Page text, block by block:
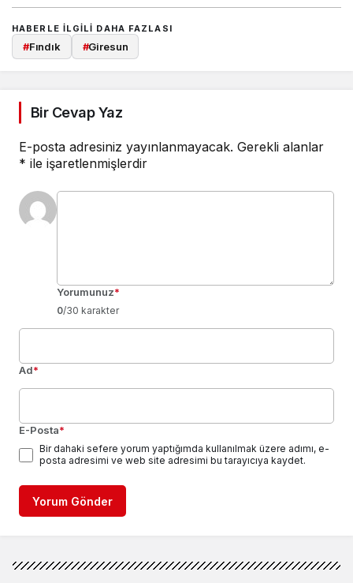
HABERLE ILGILI DAHA FAZLASI
#Fındık #Giresun
Bir Cevap Yaz
E-posta adresiniz yayınlanmayacak. Gerekli alanlar
* ile işaretlenmişlerdir
Yorumunuz*
0/30 karakter
Ad*
E-Posta*
Bir dahaki sefere yorum yaptığımda kullanılmak üzere adımı, e-
posta adresimi ve web site adresimi bu tarayıcıya kaydet.
Yorum Gönder